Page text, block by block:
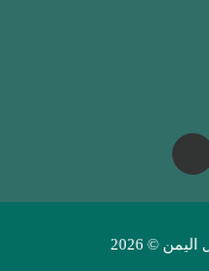
واتساب
© 2026